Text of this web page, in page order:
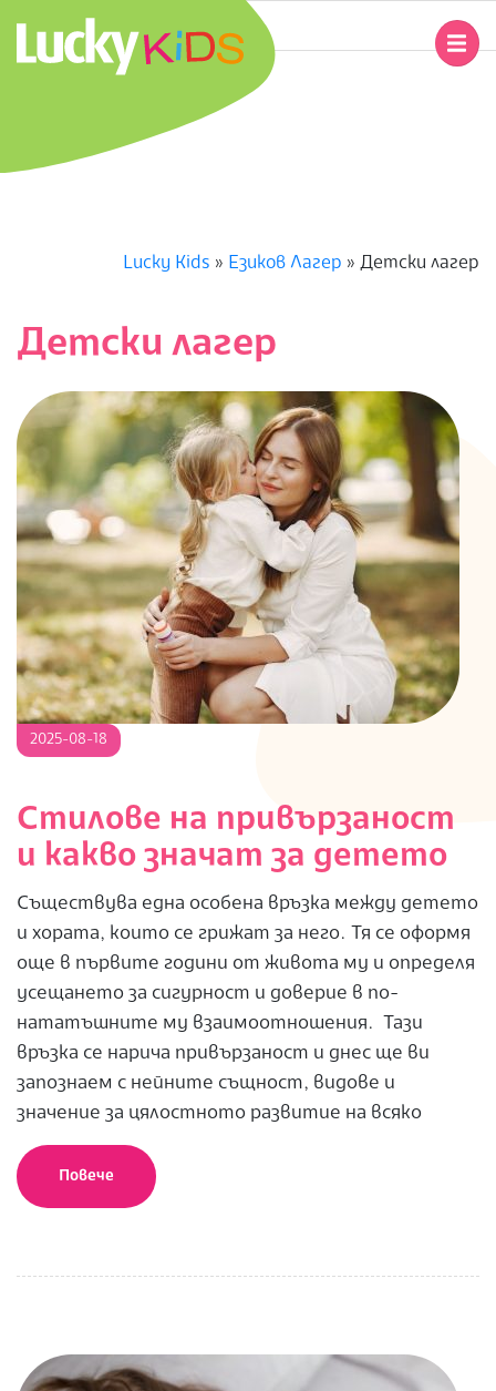
content
U
Y
K
I
D
S
Lucky Kids » Езиков Лагер » Детски лагер
Детски лагер
2025-
2025-08-18
Стилове на привързаност
и какво значат за детето
Съществува една особена връзка между детето
и хората, които се грижат за него. Тя се оформя
още в първите години от живота му и определя
усещането за сигурност и доверие в по-
нататъшните му взаимоотношения. Тази
връзка се нарича привързаност и днес ще ви
запознаем с нейните същност, видове и
значение за цялостното развитие на всяко
Повече